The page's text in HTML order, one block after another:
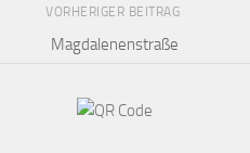
VORHERIGER BEITRAG
Magdalenenstraße